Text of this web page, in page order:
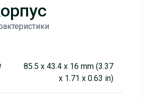
85.5 x 43.4 x 16 mm (3.37
x 1.71 x 0.63 in)